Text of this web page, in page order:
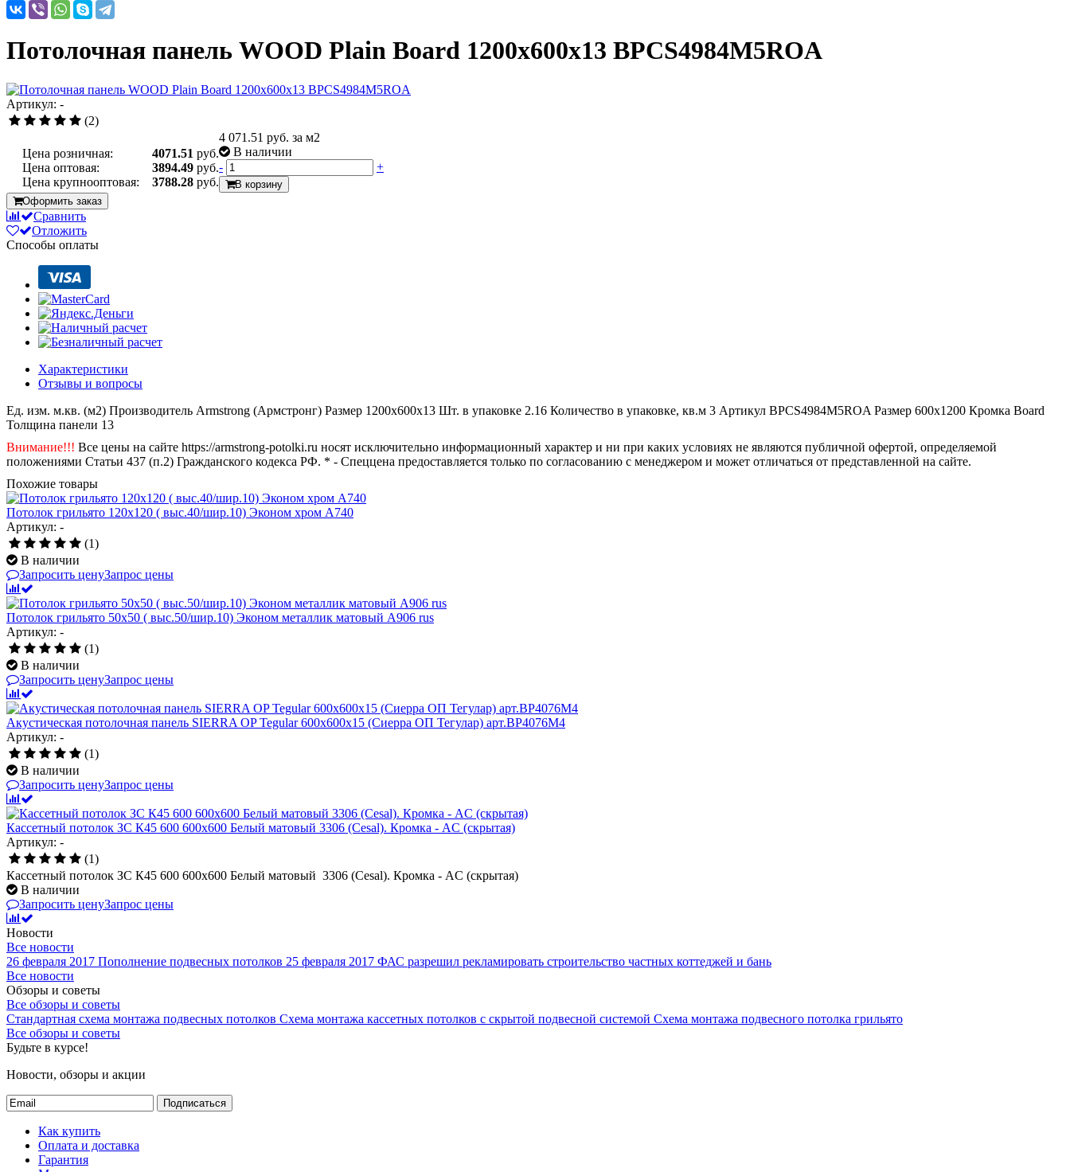
Потолочная панель WOOD Plain Board 1200x600x13 BPCS4984M5ROA
Артикул: -
(2)
Цена розничная: 4071.51 руб.
Цена оптовая:
3894.49 руб.
Цена крупнооптовая:
3788.28 руб.
4 071.51 руб. за м2
В наличии
-
+
В корзину
Оформить заказ
Сравнить
Отложить
Способы оплаты
Характеристики
Отзывы и вопросы
Ед. изм. м.кв. (м2) Производитель Armstrong (Армстронг) Размер 1200x600x13 Шт. в упаковке 2.16 Количество в упаковке, кв.м 3 Артикул BPCS4984M5ROA Размер 600x1200 Кромка Board
Толщина панели 13
Внимание!!! Все цены на сайте https://armstrong-potolki.ru носят исключительно информационный характер и ни при каких условиях не являются публичной офертой, определяемой
положениями Статьи 437 (п.2) Гражданского кодекса РФ. * - Спеццена предоставляется только по согласованию с менеджером и может отличаться от представленной на сайте.
Похожие товары
Потолок грильято 120х120 ( выс.40/шир.10) Эконом хром А740
Артикул: -
(1)
В наличии
Запросить ценуЗапрос цены
Потолок грильято 50х50 ( выс.50/шир.10) Эконом металлик матовый А906 rus
Артикул: -
(1)
В наличии
Запросить ценуЗапрос цены
Акустическая потолочная панель SIERRA OP Tegular 600x600x15 (Сиерра ОП Тегулар) арт.BP4076M4
Артикул: -
(1)
В наличии
Запросить ценуЗапрос цены
Кассетный потолок ЗС К45 600 600х600 Белый матовый 3306 (Cesal). Кромка - AC (скрытая)
Артикул: -
(1)
Кассетный потолок ЗС К45 600 600х600 Белый матовый 3306 (Cesal). Кромка - AC (скрытая)
В наличии
Запросить ценуЗапрос цены
Новости
Все новости
26 февраля 2017 Пополнение подвесных потолков 25 февраля 2017 ФАС разрешил рекламировать строительство частных коттеджей и бань
Все новости
Обзоры и советы
Все обзоры и советы
Стандартная схема монтажа подвесных потолков Схема монтажа кассетных потолков с скрытой подвесной системой Схема монтажа подвесного потолка грильято
Все обзоры и советы
Будьте в курсе!
Новости, обзоры и акции
Подписаться
Как купить
Оплата и доставка
Гарантия